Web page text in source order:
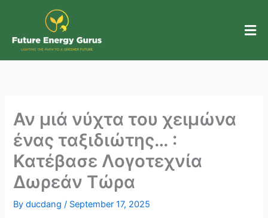
content
Αν μιά νύχτα του χειμώνα
ένας ταξιδιώτης… :
Κατέβασε Λογοτεχνία
Δωρεάν Τώρα
Byducdang / September 17, 2025